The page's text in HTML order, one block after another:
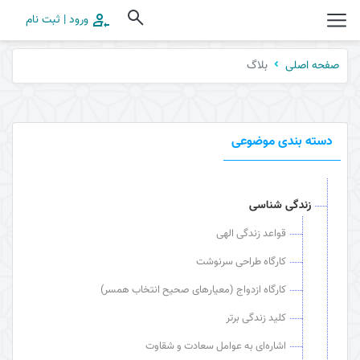
ورود | ثبت نام
صفحه اصلی بلاگ
دسته بندی موضوعی
زندگی شناسی
قواعد زندگی الهی
کارگاه طراحی سرنوشت
کارگاه ازدواج (معیارهای صحیح انتخاب همسر)
کلید زندگی برتر
اشاره‌ای به عوامل سعادت و شقاوت